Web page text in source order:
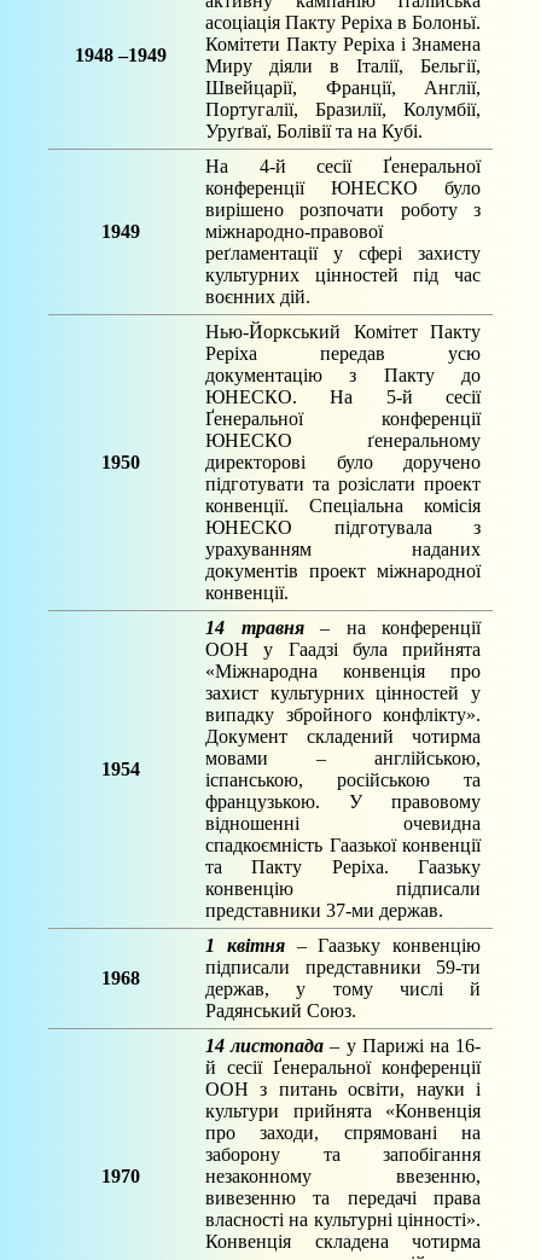
1948 –1949
асоціація Пакту Реріха в Болоньї.
Комітети Пакту Реріха і Знамена
Миру діяли в Італії, Бельгії,
Швейцарії, Франції, Англії,
Португалії, Бразилії, Колумбії,
Уруґваї, Болівії та на Кубі.
1949
На 4-й сесії Ґенеральної
конференції ЮНЕСКО було
вирішено розпочати роботу з
міжнародно-правової
реґламентації у сфері захисту
культурних цінностей під час
воєнних дій.
1950
Нью-Йоркський Комітет Пакту
Реріха передав усю
документацію з Пакту до
ЮНЕСКО. На 5-й сесії
Ґенеральної конференції
ЮНЕСКО ґенеральному
директорові було доручено
підготувати та розіслати проект
конвенції. Спеціальна комісія
ЮНЕСКО підготувала з
урахуванням наданих
документів проект міжнародної
конвенції.
1954
14 травня– на конференції
ООН у Гаадзі була прийнята
«Міжнародна конвенція про
захист культурних цінностей у
випадку збройного конфлікту».
Документ складений чотирма
мовами – англійською,
іспанською, російською та
французькою. У правовому
відношенні очевидна
спадкоємність Гаазької конвенції
та Пакту Реріха. Гаазьку
конвенцію підписали
представники 37-ми держав.
1968
1 квітня– Гаазьку конвенцію
підписали представники 59-ти
держав, у тому числі й
Радянський Союз.
1970
14 листопада – у Парижі на 16-
й сесії Ґенеральної конференції
ООН з питань освіти, науки і
культури прийнята «Конвенція
про заходи, спрямовані на
заборону та запобігання
незаконному ввезенню,
вивезенню та передачі права
власності на культурні цінності».
Конвенція складена чотирма